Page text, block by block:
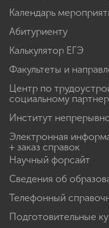
Календарь
Абитуриенту
Калькулятор ЕГЭ
Факультеты и
Центр по
социальному
Институт
Электронная
+ заказ справок
Научный форсайт
Сведения об
Телефонный
Подготовительные